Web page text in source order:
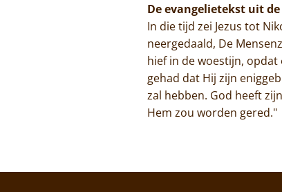
De evangelietekst uit
In die tijd zei Jezus tot
neergedaald, De
hief in de woestijn,
gehad dat Hij zijn
zal hebben. God heeft
Hem zou worden gered."